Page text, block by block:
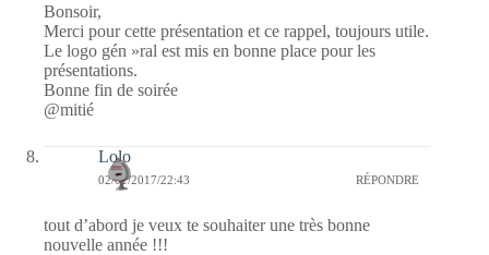
Bonsoir,
Merci pour cette présentation et ce rappel, toujours utile.
Le logo gén »ral est mis en bonne place pour les
présentations.
Bonne fin de soirée
@mitié
Lolo
02/01/2017/22:43 RÉPONDRE
tout d’abord je veux te souhaiter une très bonne
nouvelle année !!!